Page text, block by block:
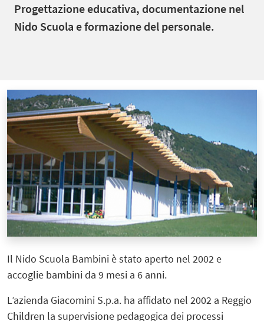
Progettazione educativa, documentazione nel
Nido Scuola e formazione del personale.
Il Nido Scuola Bambini è stato aperto nel 2002 e
accoglie bambini da 9 mesi a 6 anni.
L’azienda Giacomini S.p.a. ha affidato nel 2002 a Reggio
Children la supervisione pedagogica dei processi